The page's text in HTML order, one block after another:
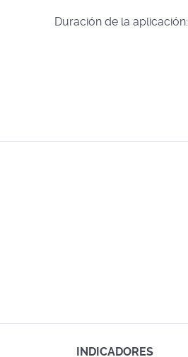
Duración de la aplicación:
INDICADORES